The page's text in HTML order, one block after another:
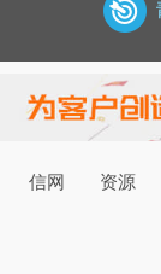
信网 资源